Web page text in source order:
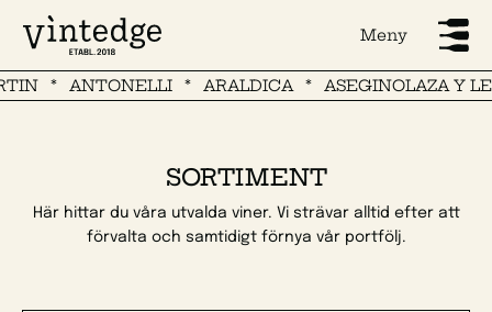
Meny
ANTONELLI ARALDICA ASEGINOLAZA Y
SORTIMENT
Här hittar du våra utvalda viner. Vi strävar alltid efter att
förvalta och samtidigt förnya vår portfölj.